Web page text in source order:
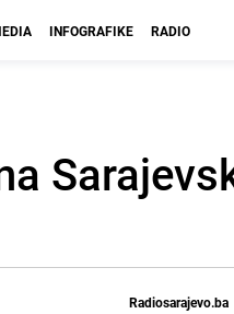
INFOGRAFIKE RADIO
Radiosarajevo.ba